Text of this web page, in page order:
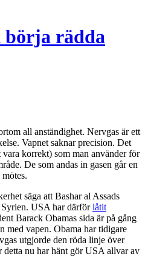
börja rädda
all anständighet. Nervgas är ett
Vapnet saknar precision. Det
korrekt) som man använder för
De som andas in gasen går en
säga att Bashar al Assads
USA har därförlåtit
Barack Obamas sida är på gång
med vapen. Obama har tidigare
utgjorde den röda linje över
nu har hänt gör USA allvar av